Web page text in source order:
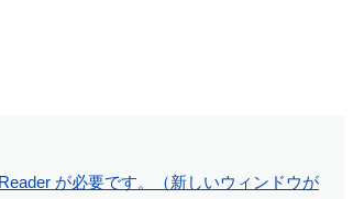
が必要です。（新しいウィンドウが